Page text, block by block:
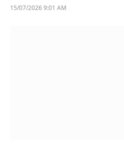
15/07/2026 9:01 AM